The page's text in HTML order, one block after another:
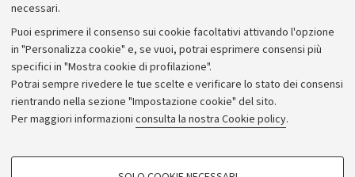
necessari.
Puoi esprimere il consenso sui cookie facoltativi attivando l'opzione
in "Personalizza cookie" e, se vuoi, potrai esprimere consensi più
specifici in "Mostra cookie di profilazione".
Potrai sempre rivedere le tue scelte e verificare lo stato dei consensi
rientrando nella sezione "Impostazione cookie" del sito.
Per maggiori informazioni consulta la nostra Cookie policy.
COOKIE DI PROFILAZIONE - FACOLTATIVI
Bandi, gare e concorsi
Albo online
Amministrazione trasparente
Atti di notifica
Informazioni sul sito e accessibilità
Dichiarazione di accessibilità